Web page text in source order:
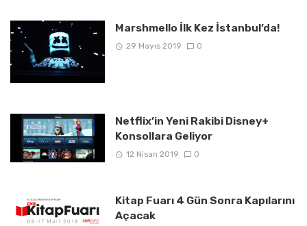
Marshmello İlk Kez İstanbul’da!
29 Mayıs 2019 0
Netflix’in Yeni Rakibi Disney+
Konsollara Geliyor
12 Nisan 2019 0
Kitap Fuarı 4 Gün Sonra Kapılarını
Açacak